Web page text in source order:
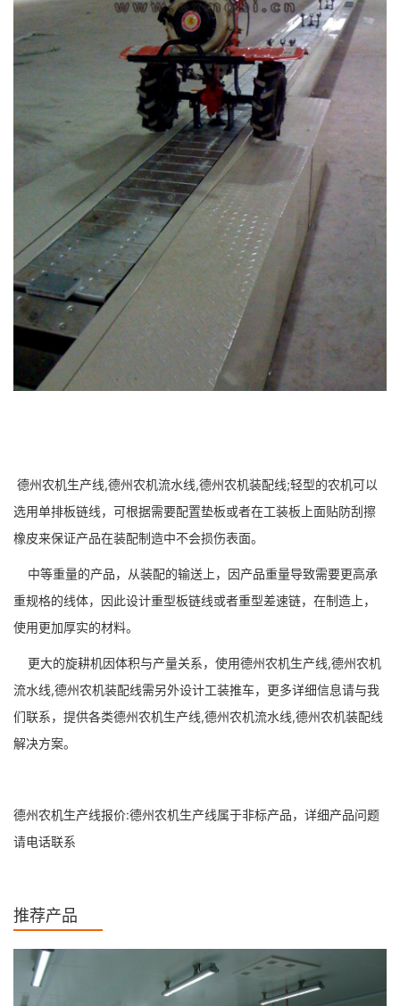
德州农机生产线,德州农机流水线,德州农机装配线;轻型的农机可以
选用单排板链线，可根据需要配置垫板或者在工装板上面贴防刮擦
橡皮来保证产品在装配制造中不会损伤表面。
中等重量的产品，从装配的输送上，因产品重量导致需要更高承
重规格的线体，因此设计重型板链线或者重型差速链，在制造上，
使用更加厚实的材料。
更大的旋耕机因体积与产量关系，使用德州农机生产线,德州农机
流水线,德州农机装配线需另外设计工装推车，更多详细信息请与我
们联系，提供各类德州农机生产线,德州农机流水线,德州农机装配线
解决方案。
德州农机生产线报价:德州农机生产线属于非标产品，详细产品问题
请电话联系
推荐产品